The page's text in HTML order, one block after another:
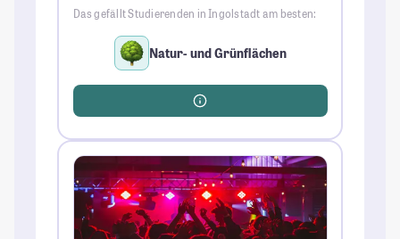
Das gefällt Studierenden in Ingolstadt am besten:
Natur- und Grünflächen